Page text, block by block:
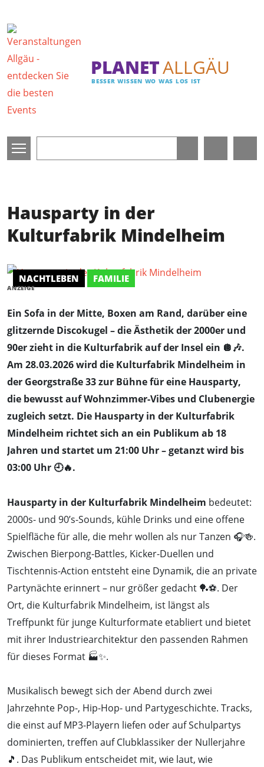
PLANETALLGÄU
BESSER WISSEN WO WAS LOS IST
Hausparty in der
Kulturfabrik Mindelheim
NACHTLEBEN FAMILIE
ANZEIGE
Ein Sofa in der Mitte, Boxen am Rand, darüber eine
glitzernde Discokugel – die Ästhetik der 2000er und
90er zieht in die Kulturfabrik auf der Insel ein 🪩🎶.
Am 28.03.2026 wird die Kulturfabrik Mindelheim in
der Georgstraße 33 zur Bühne für eine Hausparty,
die bewusst auf Wohnzimmer-Vibes und Clubenergie
zugleich setzt. Die Hausparty in der Kulturfabrik
Mindelheim richtet sich an ein Publikum ab 18
Jahren und startet um 21:00 Uhr – getanzt wird bis
03:00 Uhr 🕘🔥.
Hausparty in der Kulturfabrik Mindelheim bedeutet:
2000s- und 90’s-Sounds, kühle Drinks und eine offene
Spielfläche für alle, die mehr wollen als nur Tanzen 🎧🍻.
Zwischen Bierpong-Battles, Kicker-Duellen und
Tischtennis-Action entsteht eine Dynamik, die an private
Partynächte erinnert – nur größer gedacht 🏓⚽. Der
Ort, die Kulturfabrik Mindelheim, ist längst als
Treffpunkt für junge Kulturformate etabliert und bietet
mit ihrer Industriearchitektur den passenden Rahmen
für dieses Format 🏭✨.
Musikalisch bewegt sich der Abend durch zwei
Jahrzehnte Pop-, Hip-Hop- und Partygeschichte. Tracks,
die einst auf MP3-Playern liefen oder auf Schulpartys
dominierten, treffen auf Clubklassiker der Nullerjahre
🎵. Das Publikum entscheidet mit, wie laut, wie